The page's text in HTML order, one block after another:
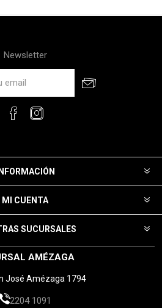
Newsletter
INFORMACIÓN
MI CUENTA
SUCURSALES
AMÉZAGA
José Amézaga 1794
2204 1091